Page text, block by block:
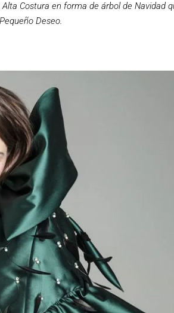
Costura en forma de árbol de Navidad
Deseo.